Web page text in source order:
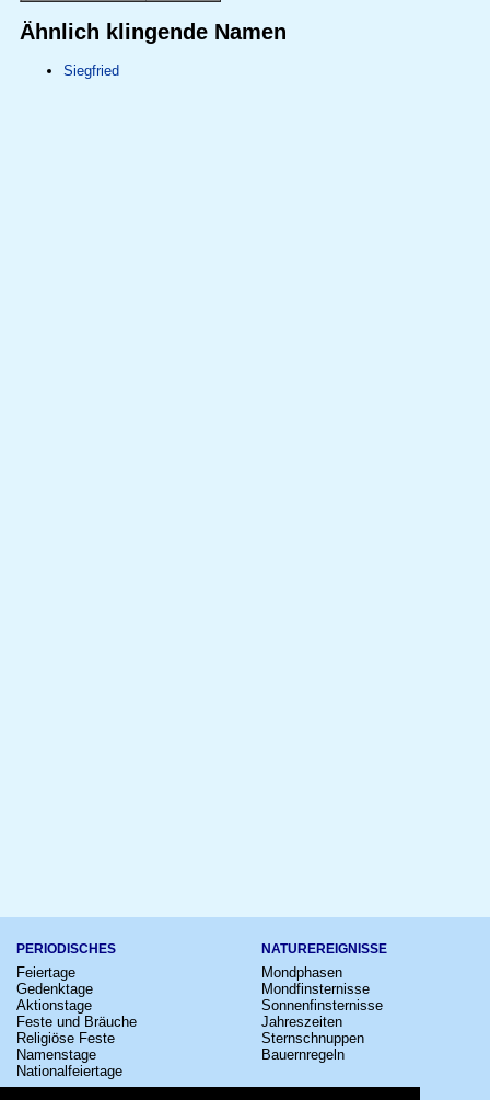
Ähnlich klingende Namen
Siegfried
PERIODISCHES
Feiertage
Gedenktage
Aktionstage
Feste und Bräuche
Religiöse Feste
Namenstage
Nationalfeiertage
NATUREREIGNISSE
Mondphasen
Mondfinsternisse
Sonnenfinsternisse
Jahreszeiten
Sternschnuppen
Bauernregeln